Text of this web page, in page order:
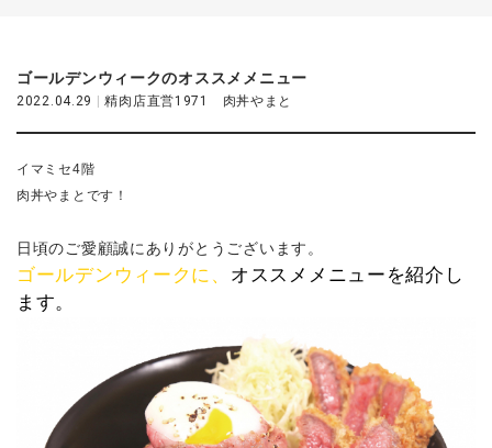
ゴールデンウィークのオススメメニュー
2022.04.29 | 精肉店直営1971 肉丼やまと
イマミセ4階
肉丼やまとです！
日頃のご愛顧誠にありがとうございます。
ゴールデンウィークに、 オススメメニューを紹介し
ます。